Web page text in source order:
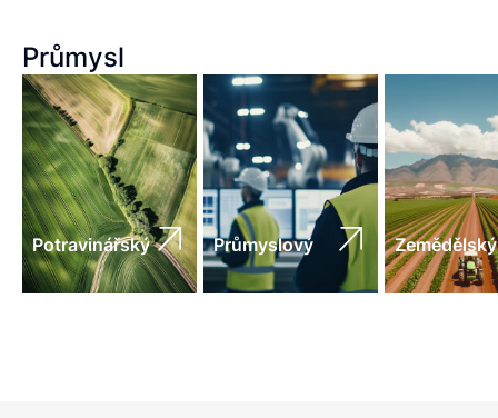
Průmysl
Potravinářský Průmyslový Zemědělský